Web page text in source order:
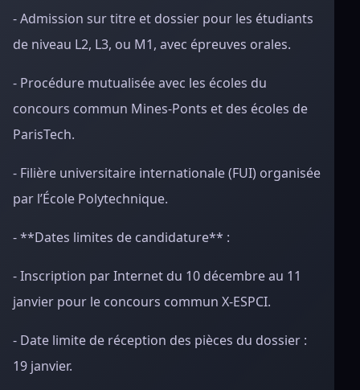
- Admission sur titre et dossier pour les étudiants
de niveau L2, L3, ou M1, avec épreuves orales.
- Procédure mutualisée avec les écoles du
concours commun Mines-Ponts et des écoles de
ParisTech.
- Filière universitaire internationale (FUI) organisée
par l’École Polytechnique.
- **Dates limites de candidature** :
- Inscription par Internet du 10 décembre au 11
janvier pour le concours commun X-ESPCI.
- Date limite de réception des pièces du dossier :
19 janvier.